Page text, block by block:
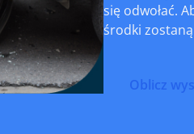
się odwołać.
środki
Oblicz